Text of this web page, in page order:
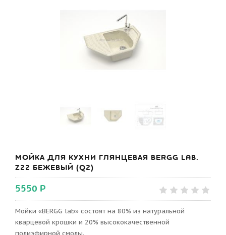
МОЙКА ДЛЯ КУХНИ ГЛЯНЦЕВАЯ BERGG LAB.
Z22 БЕЖЕВЫЙ (Q2)
5550 Р
Мойки «BERGG lab» состоят на 80% из натуральной
кварцевой крошки и 20% высококачественной